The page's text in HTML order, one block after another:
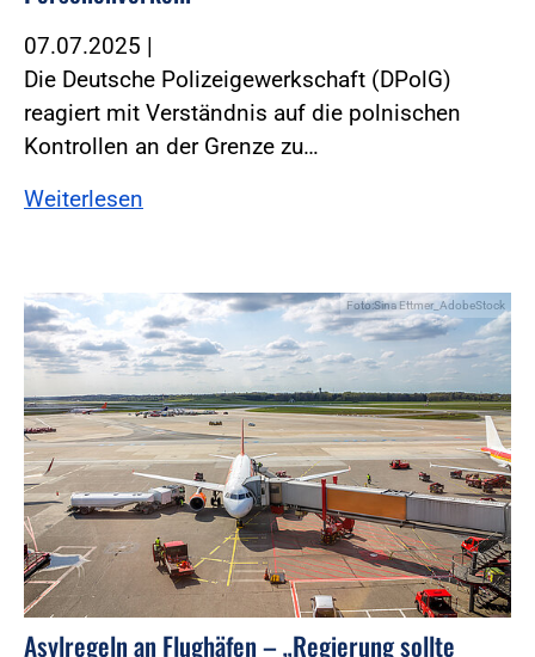
07.07.2025 |
Die Deutsche Polizeigewerkschaft (DPolG)
reagiert mit Verständnis auf die polnischen
Kontrollen an der Grenze zu…
Weiterlesen
Foto:Sina Ettmer_AdobeStock
Asylregeln an Flughäfen – „Regierung sollte